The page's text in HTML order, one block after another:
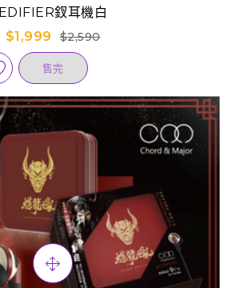
EDIFIER釵耳機白
$1,999
$2,590
售完